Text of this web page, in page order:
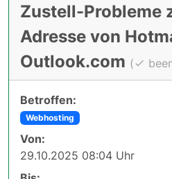
Zustell-Probleme
Adresse von
Outlook.com (
Betroffen:
Webhosting
Von:
29.10.2025 08:04 Uhr